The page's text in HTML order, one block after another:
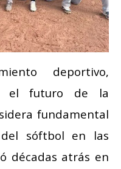
deportivo,
el futuro de la
fundamental
sóftbol en las
décadas atrás en